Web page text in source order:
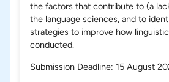
the factors that contribute to (a
the language sciences, and to
strategies to improve how
conducted.
Submission Deadline: 15 August